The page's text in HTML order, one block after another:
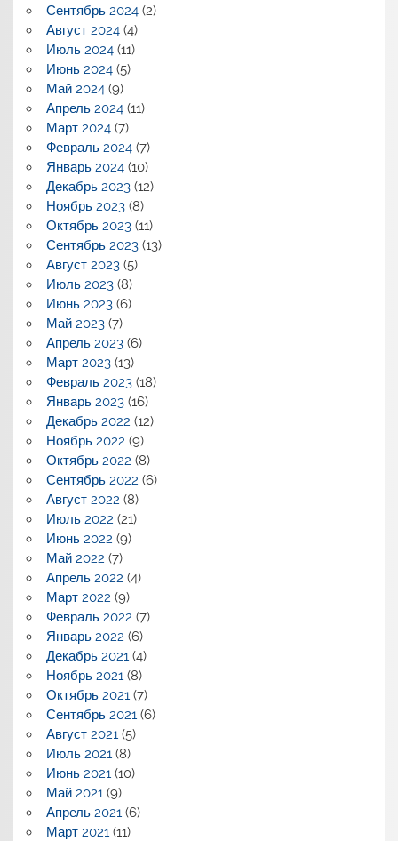
Сентябрь 2024(2)
Август 2024(4)
Июль 2024(11)
Июнь 2024(5)
Май 2024(9)
Апрель 2024(11)
Март 2024(7)
Февраль 2024(7)
Январь 2024(10)
Декабрь 2023(12)
Ноябрь 2023(8)
Октябрь 2023(11)
Сентябрь 2023(13)
Август 2023(5)
Июль 2023(8)
Июнь 2023(6)
Май 2023(7)
Апрель 2023(6)
Март 2023(13)
Февраль 2023(18)
Январь 2023(16)
Декабрь 2022 (12)
Ноябрь 2022 (9)
Октябрь 2022 (8)
Сентябрь 2022 (6)
Август 2022 (8)
Июль 2022 (21)
Июнь 2022 (9)
Май 2022 (7)
Апрель 2022 (4)
Март 2022 (9)
Февраль 2022 (7)
Январь 2022 (6)
Декабрь 2021 (4)
Ноябрь 2021 (8)
Октябрь 2021 (7)
Сентябрь 2021 (6)
Август 2021 (5)
Июль 2021 (8)
Июнь 2021 (10)
Май 2021 (9)
Апрель 2021 (6)
Март 2021 (11)